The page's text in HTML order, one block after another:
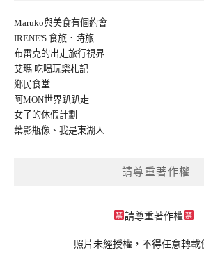
Maruko與美食有個約會
IRENE'S 食旅．時旅
布雷克的出走旅行視界
艾瑪 吃喝玩樂札記
鄉民食堂
阿MON世界趴趴走
女子的休假計劃
葉影瓶像 、 我是東湖人
請尊重著作權
請尊重著作權
照片未經授權，不得任意轉載